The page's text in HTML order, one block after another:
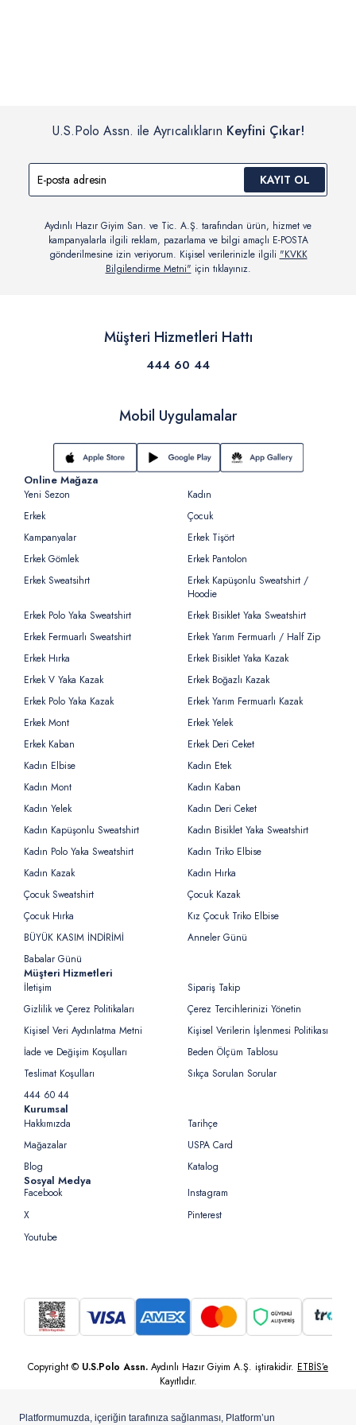
U.S.Polo Assn. ile Ayrıcalıkların Keyfini Çıkar!
KAYIT OL
Aydınlı Hazır Giyim San. ve Tic. A.Ş. tarafından ürün, hizmet ve
kampanyalarla ilgili reklam, pazarlama ve bilgi amaçlı E-POSTA
gönderilmesine izin veriyorum. Kişisel verilerinizle ilgili "KVKK
Bilgilendirme Metni" için tıklayınız.
Müşteri Hizmetleri Hattı
444 60 44
Mobil Uygulamalar
Online Mağaza
Yeni Sezon
Kadın
Erkek
Çocuk
Kampanyalar
Erkek Tişört
Erkek Gömlek
Erkek Pantolon
Erkek Sweatsihrt
Erkek Kapüşonlu Sweatshirt /
Hoodie
Erkek Polo Yaka Sweatshirt
Erkek Bisiklet Yaka Sweatshirt
Erkek Fermuarlı Sweatshirt
Erkek Yarım Fermuarlı / Half Zip
Erkek Hırka
Erkek Bisiklet Yaka Kazak
Erkek V Yaka Kazak
Erkek Boğazlı Kazak
Erkek Polo Yaka Kazak
Erkek Yarım Fermuarlı Kazak
Erkek Mont
Erkek Yelek
Erkek Kaban
Erkek Deri Ceket
Kadın Elbise
Kadın Etek
Kadın Mont
Kadın Kaban
Kadın Yelek
Kadın Deri Ceket
Kadın Kapüşonlu Sweatshirt
Kadın Bisiklet Yaka Sweatshirt
Kadın Polo Yaka Sweatshirt
Kadın Triko Elbise
Kadın Kazak
Kadın Hırka
Çocuk Sweatshirt
Çocuk Kazak
Çocuk Hırka
Kız Çocuk Triko Elbise
BÜYÜK KASIM İNDİRİMİ
Anneler Günü
Babalar Günü
Müşteri Hizmetleri
İletişim
Sipariş Takip
Gizlilik ve Çerez Politikaları
Çerez Tercihlerinizi Yönetin
Kişisel Veri Aydınlatma Metni
Kişisel Verilerin İşlenmesi Politikası
İade ve Değişim Koşulları
Beden Ölçüm Tablosu
Teslimat Koşulları
Sıkça Sorulan Sorular
444 60 44
Kurumsal
Hakkımızda
Tarihçe
Mağazalar
USPA Card
Blog
Katalog
Sosyal Medya
Facebook
Instagram
X
Pinterest
Youtube
Copyright © U.S.Polo Assn. Aydınlı Hazır Giyim A.Ş. iştirakidir. ETBİS’e
Kayıtlıdır.